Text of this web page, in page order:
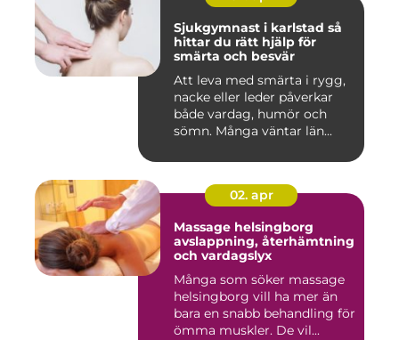
Sjukgymnast i karlstad så
hittar du rätt hjälp för
smärta och besvär
Att leva med smärta i rygg,
nacke eller leder påverkar
både vardag, humör och
sömn. Många väntar län...
02. apr
Massage helsingborg
avslappning, återhämtning
och vardagslyx
Många som söker massage
helsingborg vill ha mer än
bara en snabb behandling för
ömma muskler. De vil...